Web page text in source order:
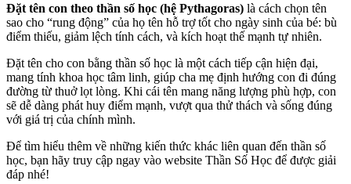
Đặt tên con theo thần số học (hệ Pythagoras) là cách chọn tên
sao cho “rung động” của họ tên hỗ trợ tốt cho ngày sinh của bé: bù
điểm thiếu, giảm lệch tính cách, và kích hoạt thế mạnh tự nhiên.
Đặt tên cho con bằng thần số học là một cách tiếp cận hiện đại,
mang tính khoa học tâm linh, giúp cha mẹ định hướng con đi đúng
đường từ thuở lọt lòng. Khi cái tên mang năng lượng phù hợp, con
sẽ dễ dàng phát huy điểm mạnh, vượt qua thử thách và sống đúng
với giá trị của chính mình.
Để tìm hiểu thêm về những kiến thức khác liên quan đến thần số
học, bạn hãy truy cập ngay vào website Thần Số Học để được giải
đáp nhé!